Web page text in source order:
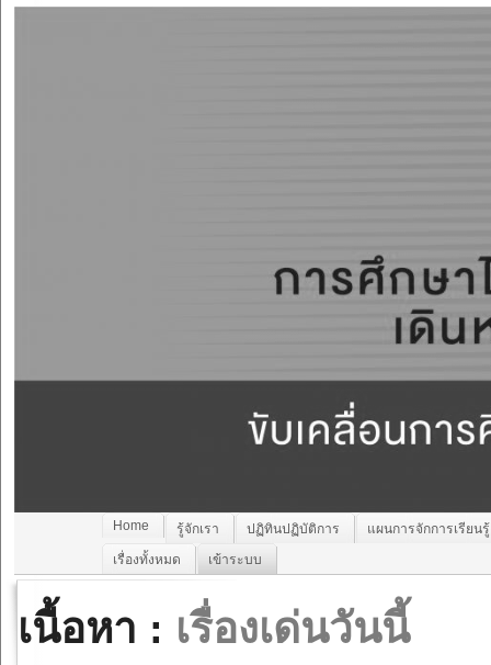
Home รู้จักเรา ปฏิทินปฏิบัติการ
แผนการจักการเรียน
เรื่องทั้งหมด
เข้าระบบ
เนื้อหา : เรื่องเด่นวันนี้